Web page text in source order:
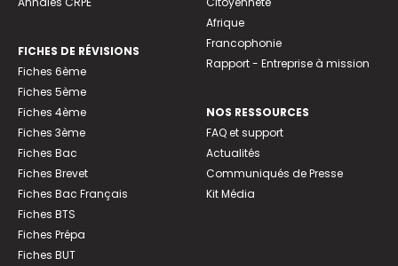
FICHES DE RÉVISIONS
Fiches 6ème
Fiches 5ème
Fiches 4ème
Fiches 3ème
Fiches Bac
Fiches Brevet
Fiches Bac Français
Fiches BTS
Fiches Prépa
Fiches BUT
Afrique
Francophonie
Rapport - Entreprise à mission
NOS RESSOURCES
FAQ et support
Actualités
Communiqués de Presse
Kit Média